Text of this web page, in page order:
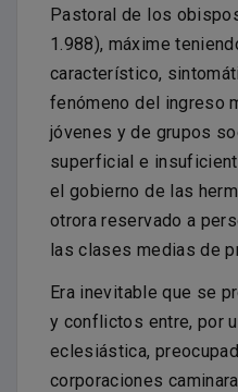
Pastoral de los
1.988), máxime
característico,
fenómeno del ingreso
jóvenes y de grupos
superficial e
el gobierno de las
otrora reservado a
las clases medias de
Era inevitable que se
y conflictos entre, por
eclesiástica,
corporaciones